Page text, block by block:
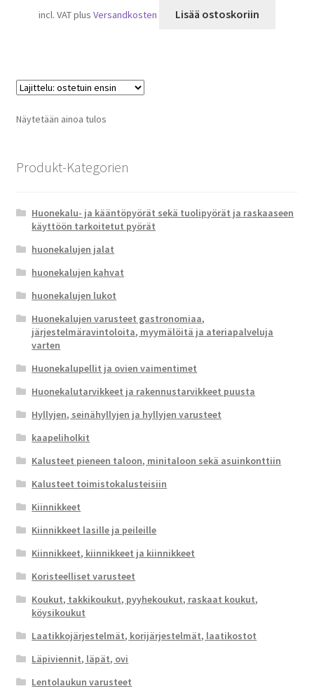
incl. VATplusVersandkosten Lisää ostoskoriin
Näytetään ainoa tulos
Produkt-Kategorien
Huonekalu- ja kääntöpyörät sekä tuolipyörät ja raskaaseen
käyttöön tarkoitetut pyörät
huonekalujen jalat
huonekalujen kahvat
huonekalujen lukot
Huonekalujen varusteet gastronomiaa,
järjestelmäravintoloita, myymälöitä ja ateriapalveluja
varten
Huonekalupellit ja ovien vaimentimet
Huonekalutarvikkeet ja rakennustarvikkeet puusta
Hyllyjen, seinähyllyjen ja hyllyjen varusteet
kaapeliholkit
Kalusteet pieneen taloon, minitaloon sekä asuinkonttiin
Kalusteet toimistokalusteisiin
Kiinnikkeet
Kiinnikkeet lasille ja peileille
Kiinnikkeet, kiinnikkeet ja kiinnikkeet
Koristeelliset varusteet
Koukut, takkikoukut, pyyhekoukut, raskaat koukut,
köysikoukut
Laatikkojärjestelmät, korijärjestelmät, laatikostot
Läpiviennit, läpät, ovi
Lentolaukun varusteet